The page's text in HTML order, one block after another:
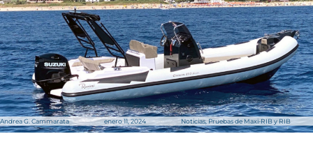
Andrea G. Cammarata enero 11, 2024 Noticias,Pruebas de Maxi-RIB y RIB